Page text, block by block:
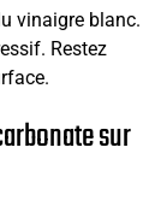
vinaigre blanc.
Restez
sur